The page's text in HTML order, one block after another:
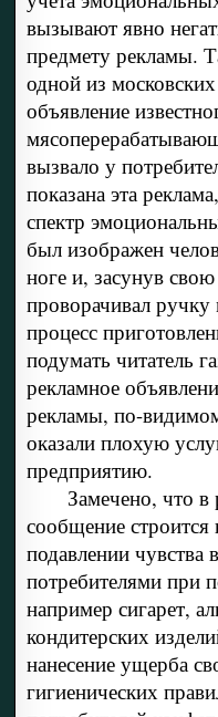
вызывают явно
предмету рекламы.
одной из
объявление
вызвало у
показана эта
спектр
был изображен
ноге и, засунув
проворачивал
процесс
подумать читатель
рекламное
рекламы, по-
оказали плохую
предприятию.
Замечено, что в
сообщение строится
подавлении
потребителями при
например сигарет,
кондитерских
нанесение ущерба
гигиенических